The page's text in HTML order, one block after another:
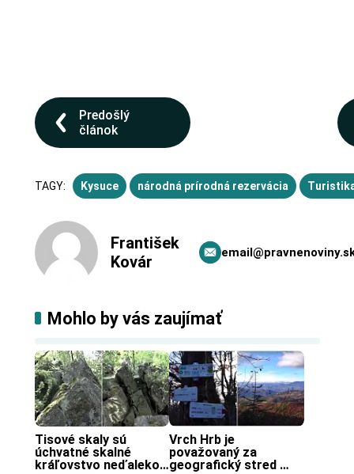
Predošlý
článok
TAGY: Kysuce národná prírodná rezervácia
František
Kovár
Mohlo by vás zaujímať
Tisové skaly sú
úchvatné skalné
kráľovstvo neďaleko
Vrch Hrb je
považovaný za
geografický stred